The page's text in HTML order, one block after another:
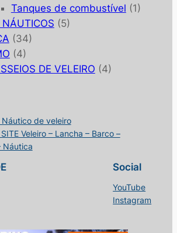
Tanques de combustível (1)
NÁUTICOS (5)
(34)
(4)
DE VELEIRO (4)
Náutico de veleiro
Veleiro – Lancha – Barco –
Náutica
Social
YouTube
Instagram